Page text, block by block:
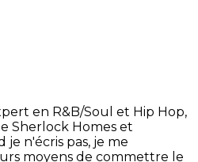
en R&B/Soul et Hip Hop,
Sherlock Homes et
je n'écris pas, je me
moyens de commettre le